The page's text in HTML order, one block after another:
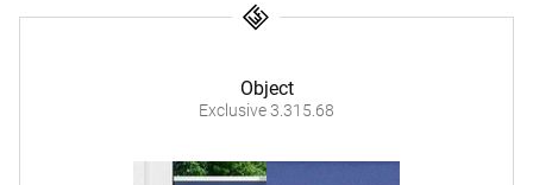
Object
Exclusive 3.315.68